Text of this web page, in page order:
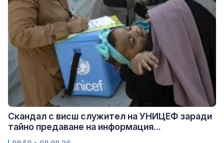
Скандал с висш служител на УНИЦЕФ заради
тайно предаване на информация...